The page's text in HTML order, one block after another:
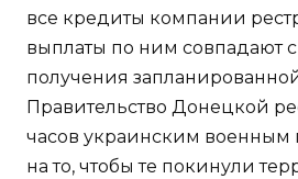
все кредиты компании
выплаты по ним совпадают
получения
Правительство Донецкой
часов украинским военным
на то, чтобы те покинули